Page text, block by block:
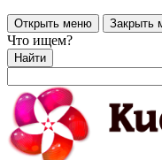
Открыть меню Закрыть
Что ищем?
Найти